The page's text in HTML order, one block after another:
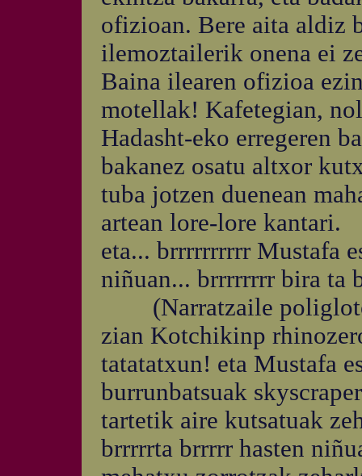
ofizioan. Bere aita aldiz
ilemoztailerik onena ei
Baina ilearen ofizioa
motellak! Kafetegian,
Hadasht-eko erregeren
bakanez osatu altxor
tuba jotzen duenean
artean lore-lore kantari.
eta... brrrrrrrrrr Mustafa
niñuan... brrrrrrrr bira ta
(Narratzaile
zian Kotchikinp
tatatatxun! eta Mustafa
burrunbatsuak
tartetik aire kutsatuak
brrrrrta brrrrr hasten